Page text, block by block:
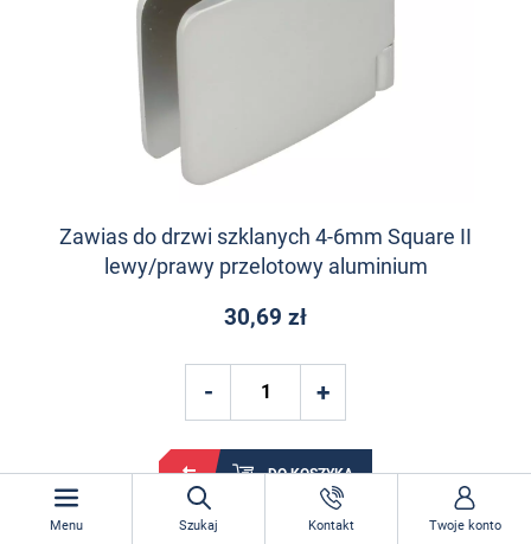
Zawias do drzwi szklanych 4-6mm Square II
lewy/prawy przelotowy aluminium
30,69 zł
DO KOSZYKA
Menu Szukaj Kontakt Twoje konto